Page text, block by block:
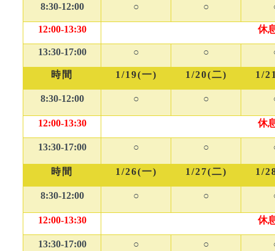
8:30-12:00 ○ ○
12:00-13:30 休
13:30-17:00 ○ ○
時間 1/19(一) 1/20(二) 1/
8:30-12:00 ○ ○
12:00-13:30 休
13:30-17:00 ○ ○
時間 1/26(一) 1/27(二) 1/
8:30-12:00 ○ ○
12:00-13:30 休
13:30-17:00 ○ ○